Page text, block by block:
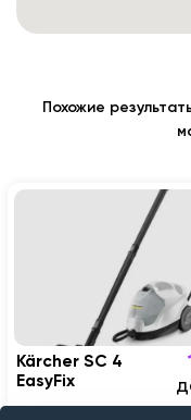
Похожие
Kärcher SC 4
EasyFix